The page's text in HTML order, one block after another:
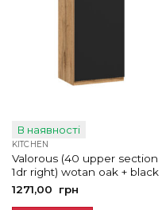
В наявності
KITCHEN
Valorous (40 upper section
1dr right) wotan oak + black
1271,00
грн